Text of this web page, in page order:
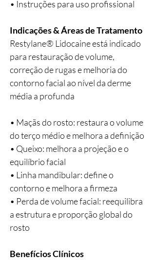
• Instruções para uso profissional
Indicações & Áreas de Tratamento
Restylane® Lidocaine está indicado
para restauração de volume,
correção de rugas e melhoria do
contorno facial ao nível da derme
média a profunda
• Maçãs do rosto: restaura o volume
do terço médio e melhora a definição
• Queixo: melhora a projeção e o
equilíbrio facial
• Linha mandibular: define o
contorno e melhora a firmeza
• Perda de volume facial: reequilibra
a estrutura e proporção global do
rosto
Benefícios Clínicos